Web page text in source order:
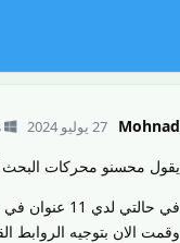
Mohnad 27 يوليو 2024
يقول محسنو محركات البحث أن وجود صفحات خطأ 404
وقمت الان بتوجيه الروابط